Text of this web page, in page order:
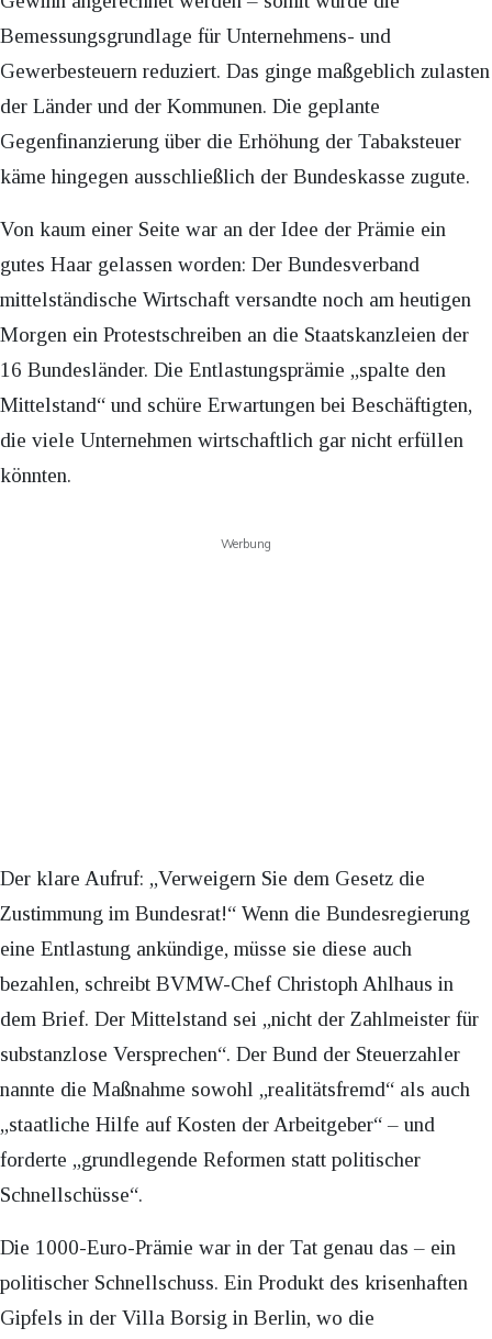
Bemessungsgrundlage für Unternehmens- und
Gewerbesteuern reduziert. Das ginge maßgeblich zulasten
der Länder und der Kommunen. Die geplante
Gegenfinanzierung über die Erhöhung der Tabaksteuer
käme hingegen ausschließlich der Bundeskasse zugute.
Von kaum einer Seite war an der Idee der Prämie ein
gutes Haar gelassen worden: Der Bundesverband
mittelständische Wirtschaft versandte noch am heutigen
Morgen ein Protestschreiben an die Staatskanzleien der
16 Bundesländer. Die Entlastungsprämie „spalte den
Mittelstand“ und schüre Erwartungen bei Beschäftigten,
die viele Unternehmen wirtschaftlich gar nicht erfüllen
könnten.
Werbung
Der klare Aufruf: „Verweigern Sie dem Gesetz die
Zustimmung im Bundesrat!“ Wenn die Bundesregierung
eine Entlastung ankündige, müsse sie diese auch
bezahlen, schreibt BVMW-Chef Christoph Ahlhaus in
dem Brief. Der Mittelstand sei „nicht der Zahlmeister für
substanzlose Versprechen“. Der Bund der Steuerzahler
nannte die Maßnahme sowohl „realitätsfremd“ als auch
„staatliche Hilfe auf Kosten der Arbeitgeber“ – und
forderte „grundlegende Reformen statt politischer
Schnellschüsse“.
Die 1000-Euro-Prämie war in der Tat genau das – ein
politischer Schnellschuss. Ein Produkt des krisenhaften
Gipfels in der Villa Borsig in Berlin, wo die